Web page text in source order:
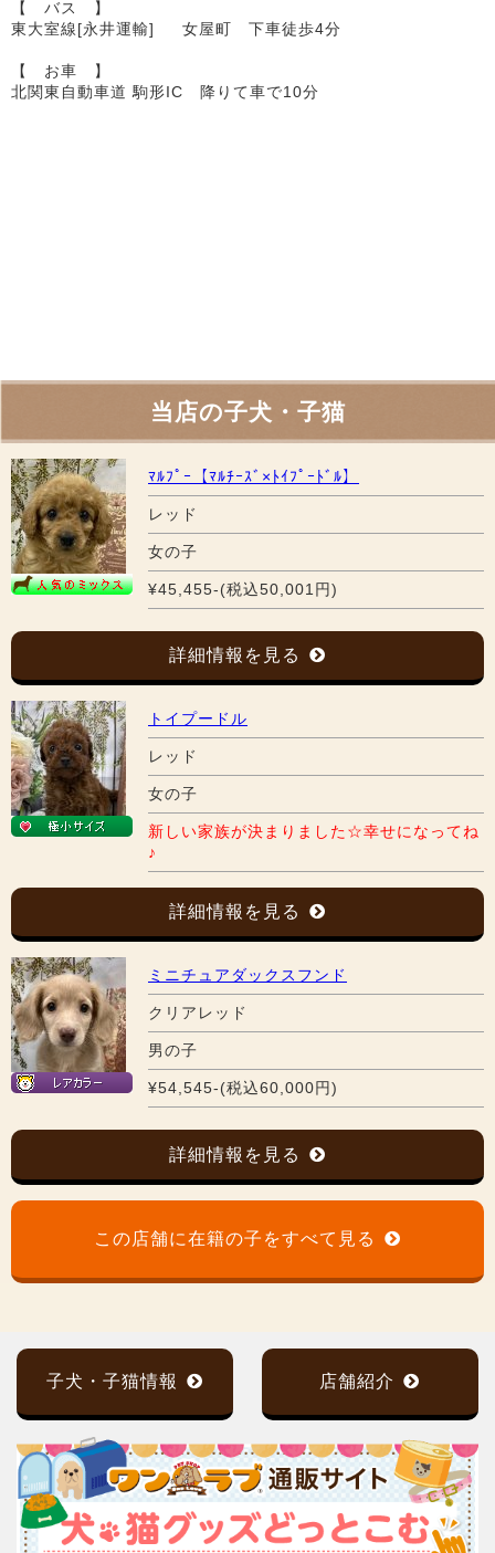
【 バス 】
東大室線[永井運輸] 女屋町 下車徒歩4分
【 お車 】
北関東自動車道 駒形IC 降りて車で10分
当店の子犬・子猫
ﾏﾙﾌﾟｰ【ﾏﾙﾁｰｽﾞ×ﾄｲﾌﾟｰﾄﾞﾙ】
レッド
女の子
¥45,455-(税込50,001円)
詳細情報を見る
トイプードル
レッド
女の子
新しい家族が決まりました☆幸せになってね
♪
詳細情報を見る
ミニチュアダックスフンド
クリアレッド
男の子
¥54,545-(税込60,000円)
詳細情報を見る
この店舗に在籍の子をすべて見る
子犬・子猫情報 店舗紹介